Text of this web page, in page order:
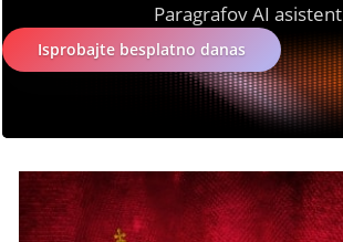
Paragrafov AI asistent
Isprobajte besplatno danas